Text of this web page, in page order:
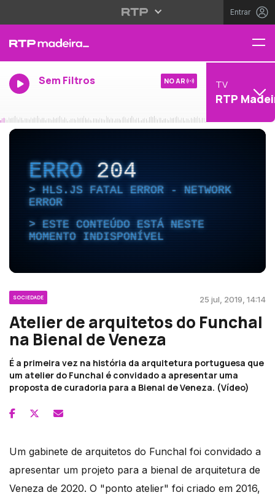
Entrar
Sem Filtros NO AR TV
RTP
ERRO204
HLS.JS FATAL ERROR - NETWORK
ERROR
ESTE CONTEÚDO ESTÁ NESTE
MOMENTO INDISPONÍVEL
SOCIEDADE 25 jul, 2019, 14:14
Atelier de arquitetos do Funchal
na Bienal de Veneza
É a primeira vez na história da arquitetura portuguesa que
um atelier do Funchal é convidado a apresentar uma
proposta de curadoria para a Bienal de Veneza. (Vídeo)
Um gabinete de arquitetos do Funchal foi convidado a
apresentar um projeto para a bienal de arquitetura de
Veneza de 2020. O "ponto atelier" foi criado em 2016,